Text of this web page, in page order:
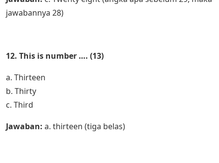
jawabannya 28)
12. This is number …. (13)
a. Thirteen
b. Thirty
c. Third
Jawaban: a. thirteen (tiga belas)